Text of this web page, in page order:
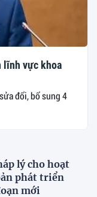
lĩnh vực khoa
đổi, bổ sung 4
lý cho hoạt
phát triển
mới